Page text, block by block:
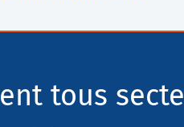
tous